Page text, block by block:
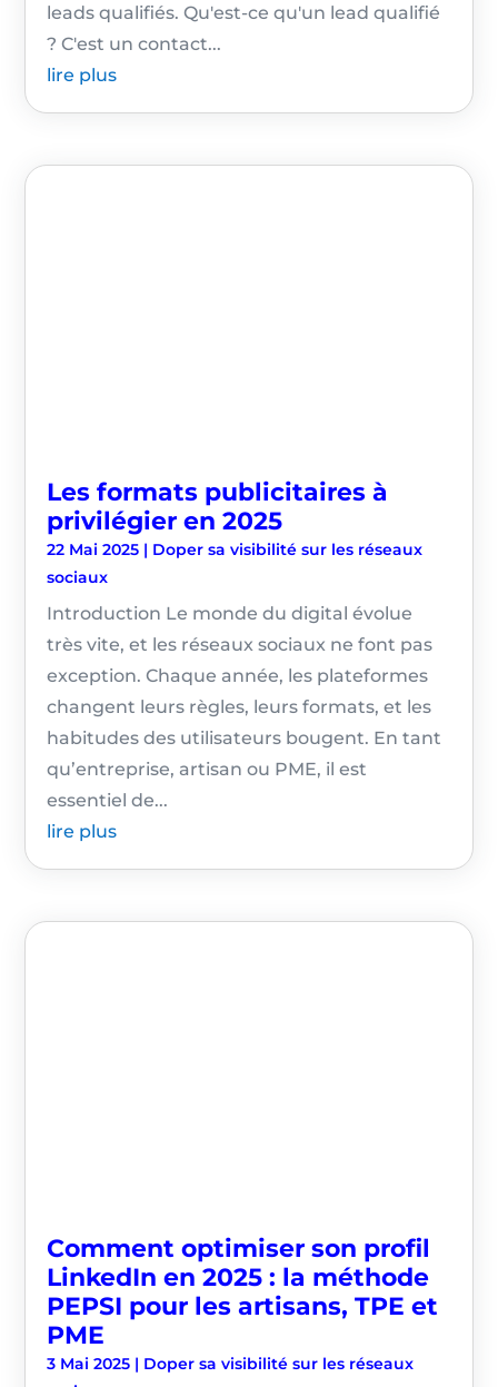
leads qualifiés. Qu'est-ce qu'un lead qualifié
? C'est un contact...
lire plus
Les formats publicitaires à
privilégier en 2025
22 Mai 2025 | Doper sa visibilité sur les réseaux
sociaux
Introduction Le monde du digital évolue
très vite, et les réseaux sociaux ne font pas
exception. Chaque année, les plateformes
changent leurs règles, leurs formats, et les
habitudes des utilisateurs bougent. En tant
qu’entreprise, artisan ou PME, il est
essentiel de...
lire plus
Comment optimiser son profil
LinkedIn en 2025 : la méthode
PEPSI pour les artisans, TPE et
PME
3 Mai 2025 | Doper sa visibilité sur les réseaux